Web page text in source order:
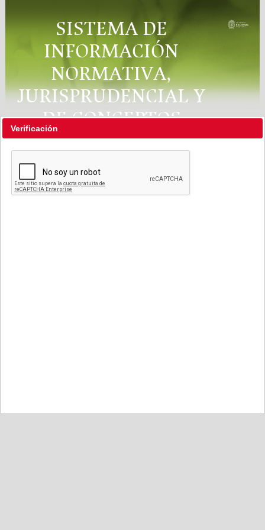
SISTEMA DE
INFORMACIÓN
NORMATIVA,
JURISPRUDENCIAL Y
DE CONCEPTOS
"RÉGIMEN LEGAL"
Verificación